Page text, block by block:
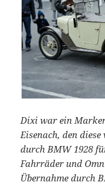
Dixi war ein
Eisenach, den
durch BMW 1928
Fahrräder und
Übernahme durch